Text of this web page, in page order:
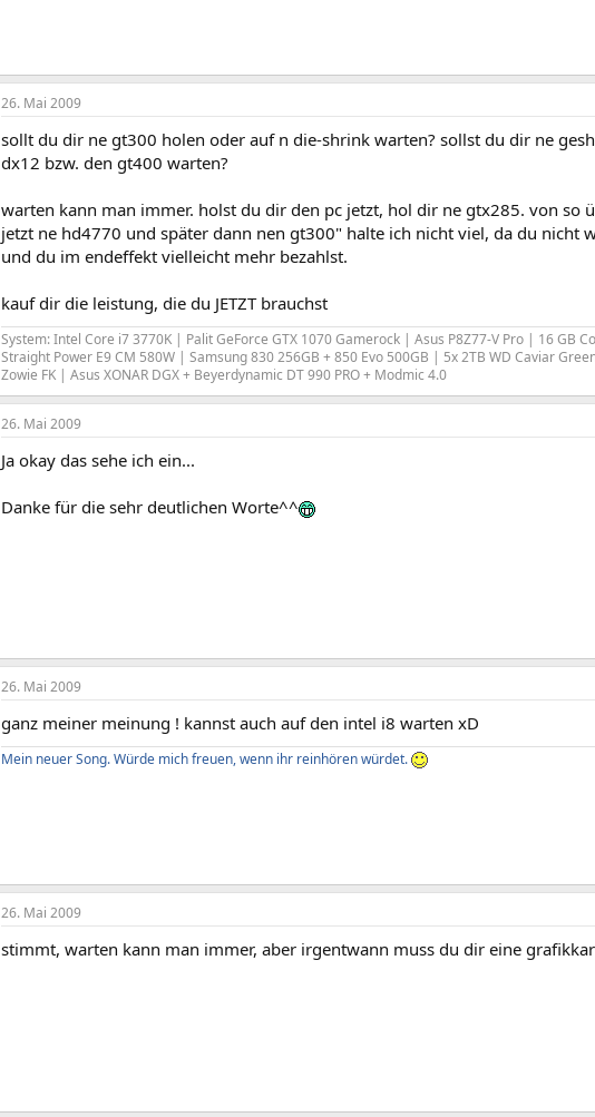
26. Mai 2009
sollt du dir ne gt300 holen oder auf n die-shrink warten? sollst du dir ne
dx12 bzw. den gt400 warten?
warten kann man immer. holst du dir den pc jetzt, hol dir ne gtx285. von so
jetzt ne hd4770 und später dann nen gt300" halte ich nicht viel, da du nicht
und du im endeffekt vielleicht mehr bezahlst.
kauf dir die leistung, die du JETZT brauchst
System: Intel Core i7 3770K | Palit GeForce GTX 1070 Gamerock | Asus P8Z77-V Pro | 16 GB
Straight Power E9 CM 580W | Samsung 830 256GB + 850 Evo 500GB | 5x 2TB WD Caviar
Zowie FK | Asus XONAR DGX + Beyerdynamic DT 990 PRO + Modmic 4.0
26. Mai 2009
Ja okay das sehe ich ein...
Danke für die sehr deutlichen Worte^^
26. Mai 2009
ganz meiner meinung ! kannst auch auf den intel i8 warten xD
Mein neuer Song. Würde mich freuen, wenn ihr reinhören würdet.
26. Mai 2009
stimmt, warten kann man immer, aber irgentwann muss du dir eine